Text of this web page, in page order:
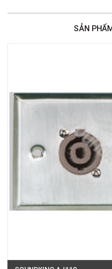
386 Cách Mạng Tháng Tám,
Việt Thương Music - 369 Điện
Phường Tân Mỹ, TPHCM, Quận 7,
Việt Thương Music - 49E Phan
Việt Thương Music - Phường Gò
11 Đường số 3, Khu dân cư
Quận Gò Vấp, Hồ Chí Minh
Việt Thương Music - 442 Lũy
442 Lũy Bán Bích, Phường Tân
Việt Thương Music - 357 Cộng
344 Nguyễn Văn Linh, Phường
SẢN